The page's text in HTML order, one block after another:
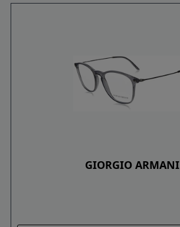
GIORGIO ARMANI